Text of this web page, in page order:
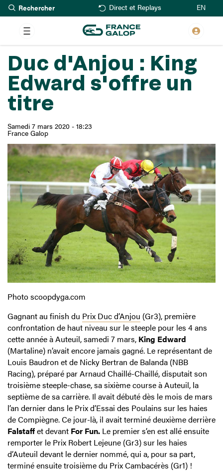
Aller
au
contenu
principal
Rechercher Direct et Replays EN
Duc d'Anjou : King
Edward s'offre un
titre
Samedi 7 mars 2020 - 18:23
France Galop
Photo scoopdyga.com
Gagnant au finish du Prix Duc d’Anjou (Gr3), première
confrontation de haut niveau sur le steeple pour les 4 ans
cette année à Auteuil, samedi 7 mars, King Edward
(Martaline) n’avait encore jamais gagné. Le représentant de
Louis Baudron et de Nicky Bertran de Balanda (NBB
Racing), préparé par Arnaud Chaillé-Chaillé, disputait son
troisième steeple-chase, sa sixième course à Auteuil, la
septième de sa carrière. Il avait débuté dès le mois de mars
l’an dernier dans le Prix d’Essai des Poulains sur les haies
de Compiègne. Ce jour-là, il avait terminé deuxième derrière
Falstaffet devant For Fun. Le premier s’en est allé ensuite
remporter le Prix Robert Lejeune (Gr3) sur les haies
d’Auteuil devant le dernier nommé, qui a, pour sa part,
terminé ensuite troisième du Prix Cambacérès (Gr1) !